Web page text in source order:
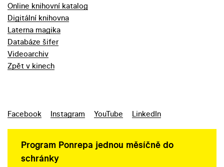
Online knihovní katalog
Digitální knihovna
Laterna magika
Databáze šifer
Videoarchiv
Zpět v kinech
Facebook Instagram YouTube LinkedIn
Program Ponrepa jednou měsíčně do
schránky